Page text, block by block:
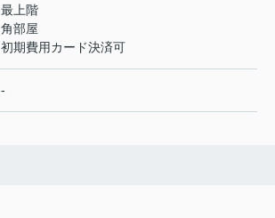
最上階
角部屋
初期費用カード決済可
-